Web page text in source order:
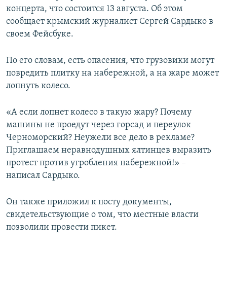
концерта, что состоится 13 августа. Об этом
сообщает крымский журналист Сергей Сардыко в
своем Фейсбуке.
По его словам, есть опасения, что грузовики могут
повредить плитку на набережной, а на жаре может
лопнуть колесо.
«А если лопнет колесо в такую жару? Почему
машины не проедут через горсад и переулок
Черноморский? Неужели все дело в рекламе?
Приглашаем неравнодушных ялтинцев выразить
протест против угробления набережной!» –
написал Сардыко.
Он также приложил к посту документы,
свидетельствующие о том, что местные власти
позволили провести пикет.